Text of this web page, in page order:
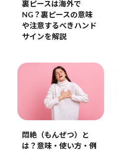
裏ピースは海外で
NG？裏ピースの意味
や注意するべきハンド
サインを解説
悶絶（もんぜつ）と
は？意味・使い方・例